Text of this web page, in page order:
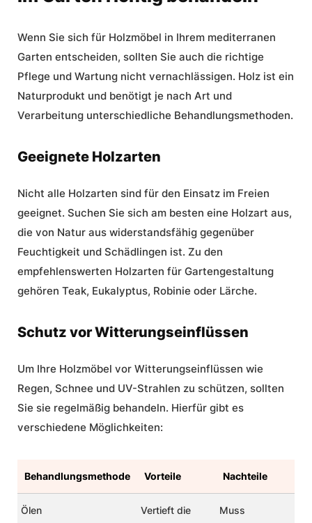
Wenn Sie sich für Holzmöbel in Ihrem mediterranen
Garten entscheiden, sollten Sie auch die richtige
Pflege und Wartung nicht vernachlässigen. Holz ist ein
Naturprodukt und benötigt je nach Art und
Verarbeitung unterschiedliche Behandlungsmethoden.
Geeignete Holzarten
Nicht alle Holzarten sind für den Einsatz im Freien
geeignet. Suchen Sie sich am besten eine Holzart aus,
die von Natur aus widerstandsfähig gegenüber
Feuchtigkeit und Schädlingen ist. Zu den
empfehlenswerten Holzarten für Gartengestaltung
gehören Teak, Eukalyptus, Robinie oder Lärche.
Schutz vor Witterungseinflüssen
Um Ihre Holzmöbel vor Witterungseinflüssen wie
Regen, Schnee und UV-Strahlen zu schützen, sollten
Sie sie regelmäßig behandeln. Hierfür gibt es
verschiedene Möglichkeiten:
Behandlungsmethode Vorteile Nachteile
Ölen
Vertieft die
Muss